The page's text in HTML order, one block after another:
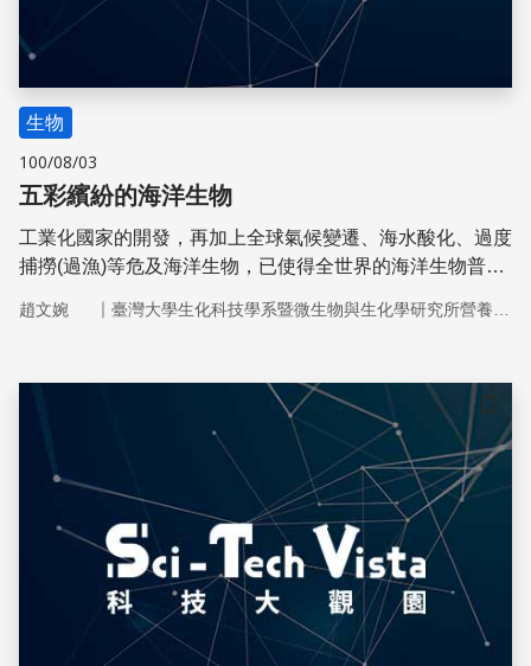
生物
100/08/03
五彩繽紛的海洋生物
工業化國家的開發，再加上全球氣候變遷、海水酸化、過度
捕撈(過漁)等危及海洋生物，已使得全世界的海洋生物普遍
麗的海域成了殘酷的水生生物終結站。
趙文婉 ｜
儲存